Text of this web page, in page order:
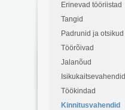
Erinevad tööriistad
Tangid
Padrunid ja otsikud
Töörõivad
Jalanõud
Isikukaitsevahendid
Töökindad
Kinnitusvahendid